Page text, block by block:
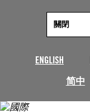
ENGLISH
简中
關閉